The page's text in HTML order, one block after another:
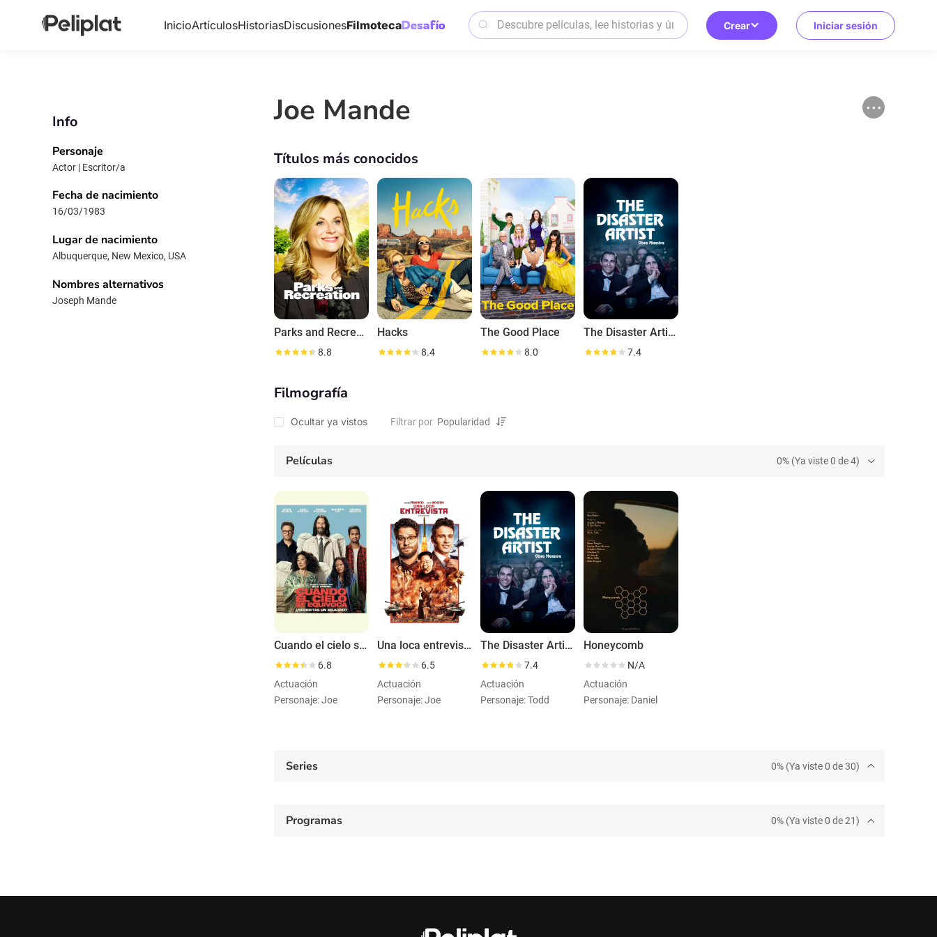
InicioArtículosHistoriasDiscusionesFilmoteca Crear Iniciar sesión
Info
Personaje
Actor | Escritor/a
Fecha de nacimiento
16/03/1983
Lugar de nacimiento
Albuquerque, New Mexico, USA
Nombres alternativos
Joseph Mande
Joe Mande
Títulos más conocidos
Parks and Recreation
8.8
Hacks
8.4
The Good Place
8.0
The Disaster Artist. Obra maestra
7.4
Filmografía
Ocultar ya vistos Filtrar por
Películas 0% (Ya viste 0 de 4)
Cuando el cielo se equivoca
6.8
Actuación
Personaje: Joe
Una loca entrevista
6.5
Actuación
Personaje: Joe
The Disaster Artist. Obra maestra
7.4
Actuación
Personaje: Todd
Honeycomb
N/A
Actuación
Personaje: Daniel
Series 0% (Ya viste 0 de 30)
Programas 0% (Ya viste 0 de 21)